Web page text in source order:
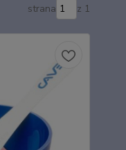
strana z 1